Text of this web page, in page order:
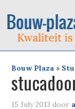
Bouw Plaza »
15 July 2013 door